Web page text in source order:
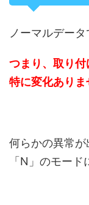
ノーマルデータ
つまり、取り
特に変化ありま
何らかの異常が
「N」のモード